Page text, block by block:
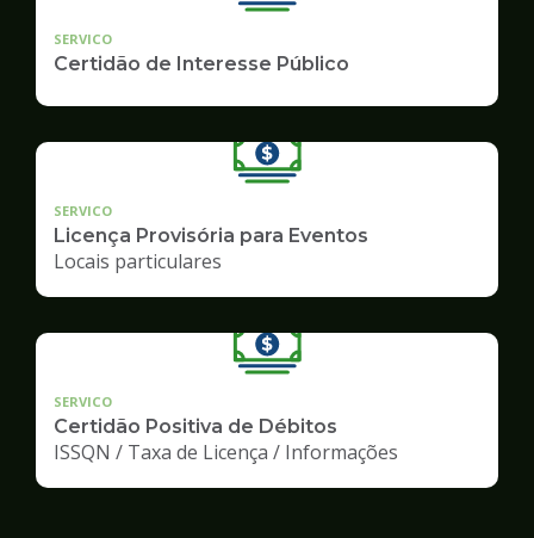
SERVICO
Certidão de Interesse Público
SERVICO
Licença Provisória para Eventos
Locais particulares
SERVICO
Certidão Positiva de Débitos
ISSQN / Taxa de Licença / Informações